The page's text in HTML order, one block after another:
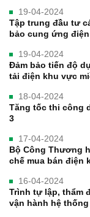
19-04-2024
Tập trung đầu tư
bảo cung ứng điện
19-04-2024
Đảm bảo tiến độ
tải điện khu vực
18-04-2024
Tăng tốc thi công
3
17-04-2024
Bộ Công Thương
chế mua bán điện
16-04-2024
Trình tự lập, thẩm
vận hành hệ